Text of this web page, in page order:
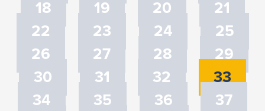
18
19 20
21
22
23 24
25
26
27 28
29
30
31 32
33
34
35 36
37